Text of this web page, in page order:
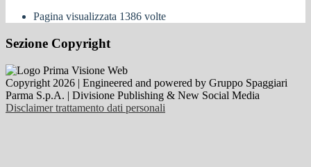
Pagina visualizzata 1386 volte
Sezione Copyright
Copyright 2026 | Engineered and powered by Gruppo Spaggiari
Parma S.p.A. | Divisione Publishing & New Social Media
Disclaimer trattamento dati personali